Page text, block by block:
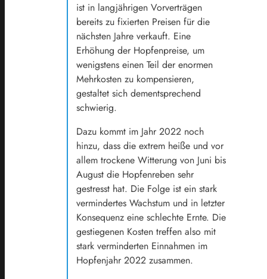
ist in langjährigen Vorverträgen
bereits zu fixierten Preisen für die
nächsten Jahre verkauft. Eine
Erhöhung der Hopfenpreise, um
wenigstens einen Teil der enormen
Mehrkosten zu kompensieren,
gestaltet sich dementsprechend
schwierig.
Dazu kommt im Jahr 2022 noch
hinzu, dass die extrem heiße und vor
allem trockene Witterung von Juni bis
August die Hopfenreben sehr
gestresst hat. Die Folge ist ein stark
vermindertes Wachstum und in letzter
Konsequenz eine schlechte Ernte. Die
gestiegenen Kosten treffen also mit
stark verminderten Einnahmen im
Hopfenjahr 2022 zusammen.